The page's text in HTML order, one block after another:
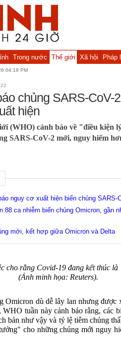
Trong nước Thế giới Xã hội Pháp
04:18 PM
chủng SARS-CoV-
hiện
(WHO) cảnh báo về "điều kiện
SARS-CoV-2 mới, nguy hiểm
nguy cơ xuất hiện biến chủng SARS-
88 ca nhiễm biến chủng Omicron, gần
mới, kết hợp giữa Omicron và Delta
cho rằng Covid-19 đang kết thúc
(Ảnh minh họa: Reuters).
Omicron dù dễ lây lan nhưng được
WHO tuần này cảnh báo rằng, các
bản như vậy và tỷ lệ tiêm chủng
cho những chủng mới nguy